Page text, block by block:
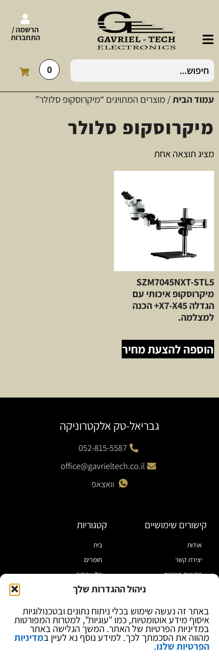
ניהול ההגדרות שלך
באתר זה נעשה שימוש בכלי ניתוח נתונים ובטכנולוגיות
איסוף מידע אוטומטיות, כמו "עוגיות", למטרות המפורטות
במדיניות הפרטיות של האתר. המשך הגלישה באתר
מהווה את הסכמתך לכך. למידע נוסף נא לעיין במדיניות
הפרטיות שלנו.
הרשמה /
התחברות
0
עמוד הבית/ מוצרים המתויגים “מיקרוסקופ סלולר”
מיקרוסקופ סלולר
מציג תוצאה אחת
SZM7045NXT-STL5
מיקרוסקופ איכותי עם
הגדלה X7-X45+ הכנה
למצלמה.
הוספה להצעת מחיר
גבריאל-טק אלקטרוניקה
052-815-5587
office@gavrieltech.co.il
וואצאפ
קישורים שימושיים
אודות
יצירת קשר
מדיניות פרטיות
בלוג
קטגוריות
בית
חומרים
כלי עבודה
מוצרי הלחמה
ספקי כח ומודדים
ציוד אופטי להגדלה